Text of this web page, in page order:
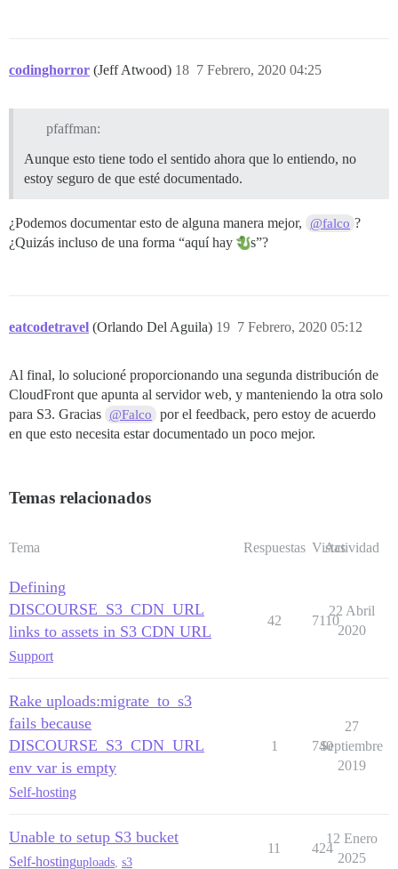
codinghorror (Jeff Atwood) 7 Febrero, 2020 04:25
18
pfaffman:
Aunque esto tiene todo el sentido ahora que lo entiendo, no
estoy seguro de que esté documentado.
¿Podemos documentar esto de alguna manera mejor, @falco ?
¿Quizás incluso de una forma “aquí hay
s”?
eatcodetravel (Orlando Del Aguila) 7 Febrero, 2020 05:12
19
Al final, lo solucioné proporcionando una segunda distribución de
CloudFront que apunta al servidor web, y manteniendo la otra solo
para S3. Gracias @Falco
por el feedback, pero estoy de acuerdo
en que esto necesita estar documentado un poco mejor.
Temas relacionados
Tema Respuestas Vistas
Actividad
Defining
DISCOURSE_S3_CDN_URL
links to assets in S3 CDN URL
Support
42 7110
22 Abril
2020
Rake uploads:migrate_to_s3
fails because
DISCOURSE_S3_CDN_URL
env var is empty
Self-hosting
1 740
27
Septiembre
2019
Unable to setup S3 bucket
Self-hostinguploads s3
11 424
12 Enero
2025